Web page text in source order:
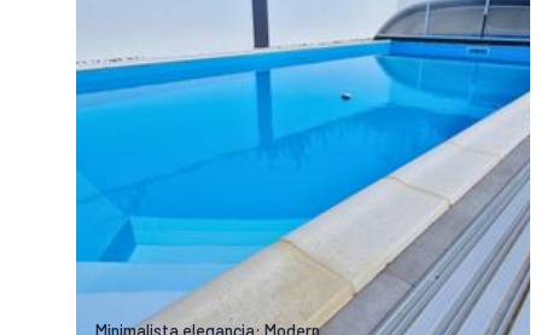
Minimalista elegancia: Modern